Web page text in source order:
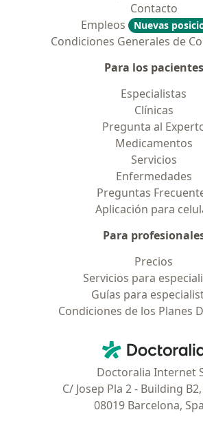
Contacto
Empleos
Nuevas
Condiciones Generales de
Para los pacientes
Especialistas
Clínicas
Pregunta al
Medicamentos
Servicios
Enfermedades
Preguntas
Aplicación para
Para
Precios
Servicios para
Guías para
Condiciones de los Planes
Doctoralia -
Doctoralia Internet
C/ Josep Pla 2 - Building
08019 Barcelona,